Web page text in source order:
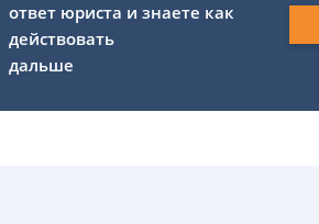
ответ юриста и знаете как
действовать
дальше